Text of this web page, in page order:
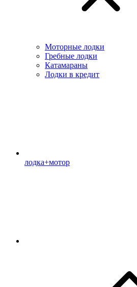
Моторные лодки
Гребные лодки
Катамараны
Лодки в кредит
лодка+мотор